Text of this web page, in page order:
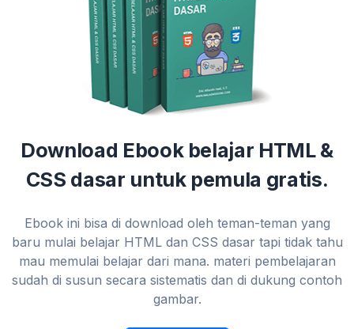
Download Ebook belajar HTML &
CSS dasar untuk pemula gratis.
Ebook ini bisa di download oleh teman-teman yang
baru mulai belajar HTML dan CSS dasar tapi tidak tahu
mau memulai belajar dari mana. materi pembelajaran
sudah di susun secara sistematis dan di dukung contoh
gambar.